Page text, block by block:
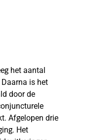
het aantal
Daarna is het
door de
Afgelopen drie
Het